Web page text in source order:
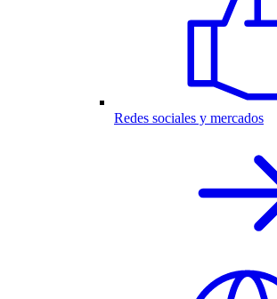
Redes sociales y mercados